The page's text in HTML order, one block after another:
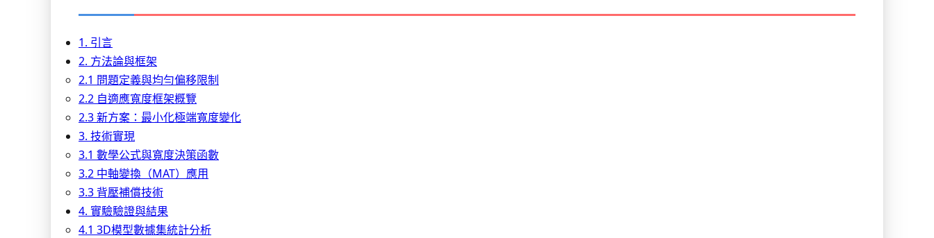
1. 引言
2. 方法論與框架
2.1 問題定義與均勻偏移限制
2.2 自適應寬度框架概覽
2.3 新方案：最小化極端寬度變化
3. 技術實現
3.1 數學公式與寬度決策函數
3.2 中軸變換（MAT）應用
3.3 背壓補償技術
4. 實驗驗證與結果
4.1 3D模型數據集統計分析